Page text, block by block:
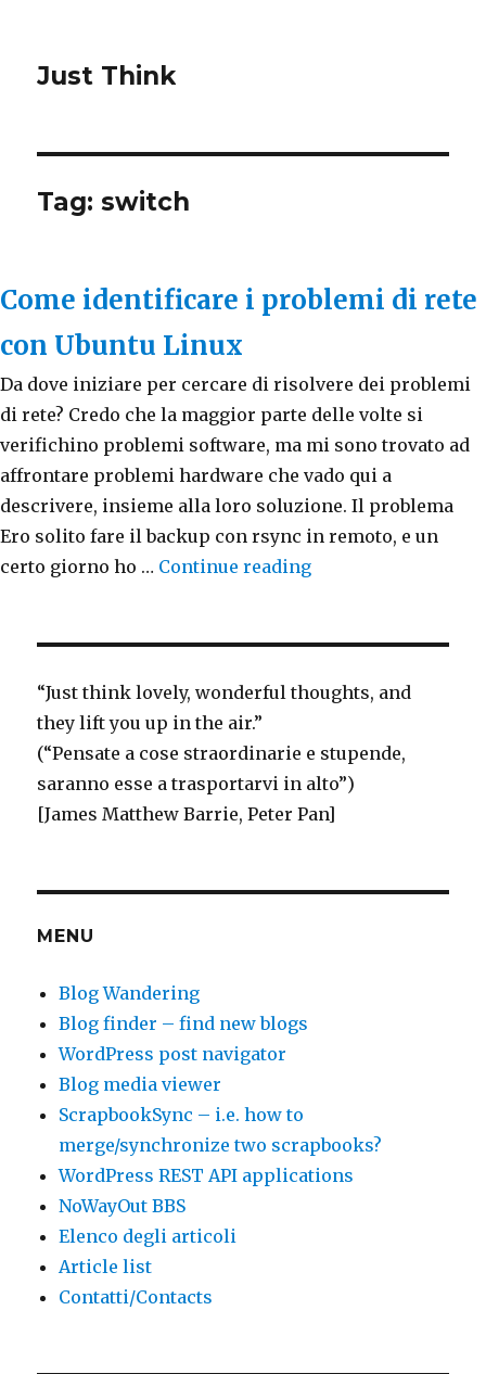
Just Think
Tag: switch
Come identificare i problemi di rete
con Ubuntu Linux
Da dove iniziare per cercare di risolvere dei problemi
di rete? Credo che la maggior parte delle volte si
verifichino problemi software, ma mi sono trovato ad
affrontare problemi hardware che vado qui a
descrivere, insieme alla loro soluzione. Il problema
Ero solito fare il backup con rsync in remoto, e un
certo giorno ho … Continue reading
“Just think lovely, wonderful thoughts, and
they lift you up in the air.”
(“Pensate a cose straordinarie e stupende,
saranno esse a trasportarvi in alto”)
[James Matthew Barrie, Peter Pan]
MENU
Blog Wandering
Blog finder – find new blogs
WordPress post navigator
Blog media viewer
ScrapbookSync – i.e. how to
merge/synchronize two scrapbooks?
WordPress REST API applications
NoWayOut BBS
Elenco degli articoli
Article list
Contatti/Contacts